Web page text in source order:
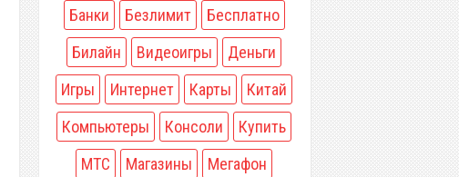
Банки
Безлимит
Бесплатно
Билайн
Видеоигры
Деньги
Игры
Интернет Карты
Китай
Компьютеры
Консоли
Купить
МТС
Магазины
Мегафон